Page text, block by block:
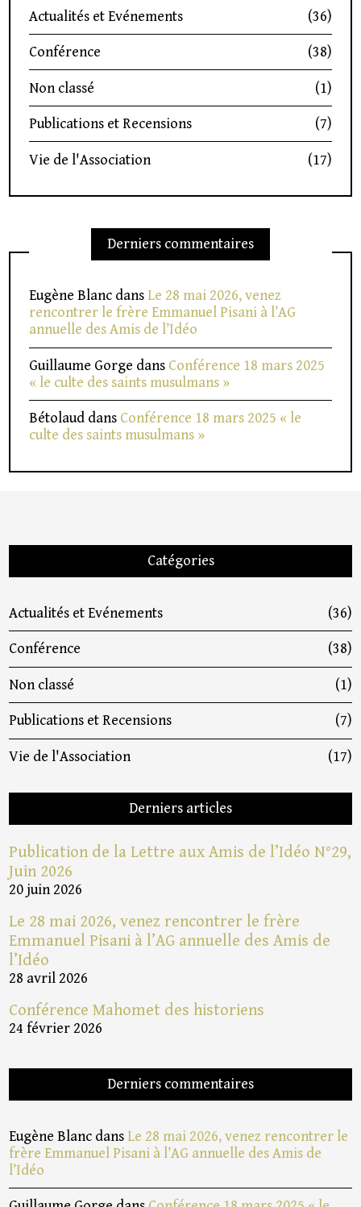
Actualités et Evénements (36)
Conférence (38)
Non classé (1)
Publications et Recensions (7)
Vie de l'Association (17)
Derniers commentaires
Eugène Blancdans Le 28 mai 2026, venez
rencontrer le frère Emmanuel Pisani à l’AG
annuelle des Amis de l’Idéo
Guillaume Gorge dans Conférence 18 mars 2025
« le culte des saints musulmans »
Bétolauddans Conférence 18 mars 2025 « le
culte des saints musulmans »
Catégories
Actualités et Evénements (36)
Conférence (38)
Non classé (1)
Publications et Recensions (7)
Vie de l'Association (17)
Derniers articles
Publication de la Lettre aux Amis de l’Idéo N°29,
Juin 2026
20 juin 2026
Le 28 mai 2026, venez rencontrer le frère
Emmanuel Pisani à l’AG annuelle des Amis de
l’Idéo
28 avril 2026
Conférence Mahomet des historiens
24 février 2026
Derniers commentaires
Eugène Blanc dans Le 28 mai 2026, venez rencontrer le
frère Emmanuel Pisani à l’AG annuelle des Amis de
l’Idéo